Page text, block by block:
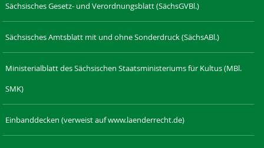
Sächsisches Gesetz- und Verordnungsblatt (SächsGVBl.)
Sächsisches Amtsblatt mit und ohne Sonderdruck (SächsABl.)
Ministerialblatt des Sächsischen Staatsministeriums für Kultus (MBl.
SMK)
Einbanddecken (verweist auf www.laenderrecht.de)